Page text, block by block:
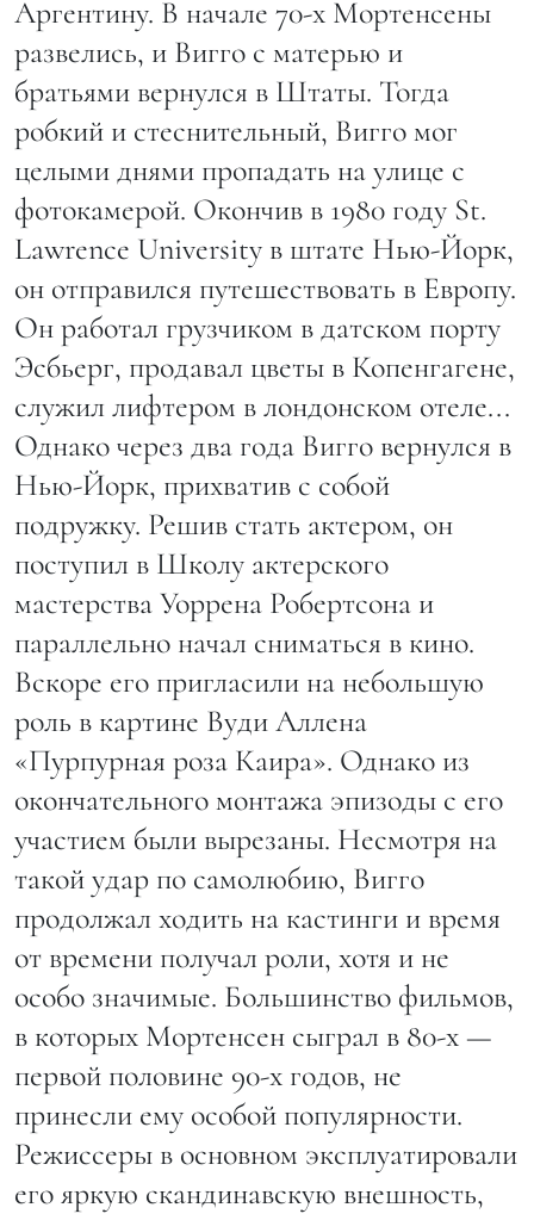
Аргентину. В начале 70-х Мортенсены
развелись, и Вигго с матерью и
братьями вернулся в Штаты. Тогда
робкий и стеснительный, Вигго мог
целыми днями пропадать на улице с
фотокамерой. Окончив в 1980 году St.
Lawrence University в штате Нью-Йорк,
он отправился путешествовать в Европу.
Он работал грузчиком в датском порту
Эсбьерг, продавал цветы в Копенгагене,
служил лифтером в лондонском отеле...
Однако через два года Вигго вернулся в
Нью-Йорк, прихватив с собой
подружку. Решив стать актером, он
поступил в Школу актерского
мастерства Уоррена Робертсона и
параллельно начал сниматься в кино.
Вскоре его пригласили на небольшую
роль в картине Вуди Аллена
«Пурпурная роза Каира». Однако из
окончательного монтажа эпизоды с его
участием были вырезаны. Несмотря на
такой удар по самолюбию, Вигго
продолжал ходить на кастинги и время
от времени получал роли, хотя и не
особо значимые. Большинство фильмов,
в которых Мортенсен сыграл в 80-х —
первой половине 90-х годов, не
принесли ему особой популярности.
Режиссеры в основном эксплуатировали
его яркую скандинавскую внешность,